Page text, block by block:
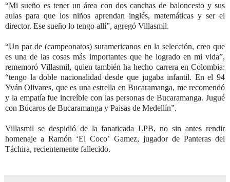
“Mi sueño es tener un área con dos canchas de baloncesto y sus
aulas para que los niños aprendan inglés, matemáticas y ser el
director. Ese sueño lo tengo allí”, agregó Villasmil.
“Un par de (campeonatos) suramericanos en la selección, creo que
es una de las cosas más importantes que he logrado en mi vida”,
rememoró Villasmil, quien también ha hecho carrera en Colombia:
“tengo la doble nacionalidad desde que jugaba infantil. En el 94
Yván Olivares, que es una estrella en Bucaramanga, me recomendó
y la empatía fue increíble con las personas de Bucaramanga. Jugué
con Búcaros de Bucaramanga y Paisas de Medellín”.
Villasmil se despidió de la fanaticada LPB, no sin antes rendir
homenaje a Ramón ‘El Coco’ Gamez, jugador de Panteras del
Táchira, recientemente fallecido.